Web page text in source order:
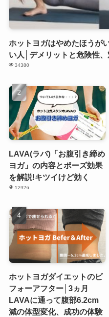
ホットヨガはやめたほうが
い人│デメリットと危険性
34380
LAVA(ラバ)「お腹引き締め
ヨガ」の内容とポーズ効果
を解説!キツイけど効く
12926
ホットヨガダイエットのビ
フォーアフター│3ヵ月
LAVAに通って腹部6.2cm
減の体型変化、成功の体験